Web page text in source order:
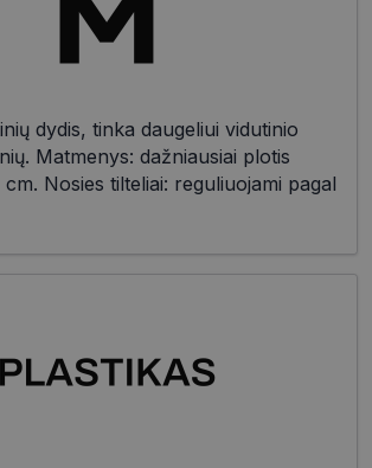
dydis, tinka daugeliui vidutinio
Matmenys: dažniausiai plotis
Nosies tilteliai: reguliuojami pagal